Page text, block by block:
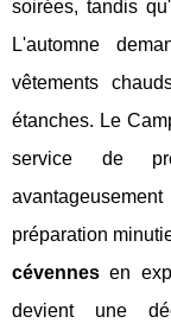
soirées, tandis
L'automne
vêtements
étanches. Le
service de
préparation
cévennes en
devient une